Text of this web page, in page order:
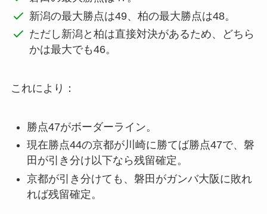
新潟の最大勝点は49、柏の最大勝点は48。
ただし新潟と柏は直接対決があるため、どちら
かは最大でも46。
これにより：
勝点47がボーダーライン。
現在勝点44の京都が川崎に勝てば勝点47で、磐
田が引き分け以下なら残留確定。
京都が引き分けても、磐田がガンバ大阪に敗れ
れば残留確定。